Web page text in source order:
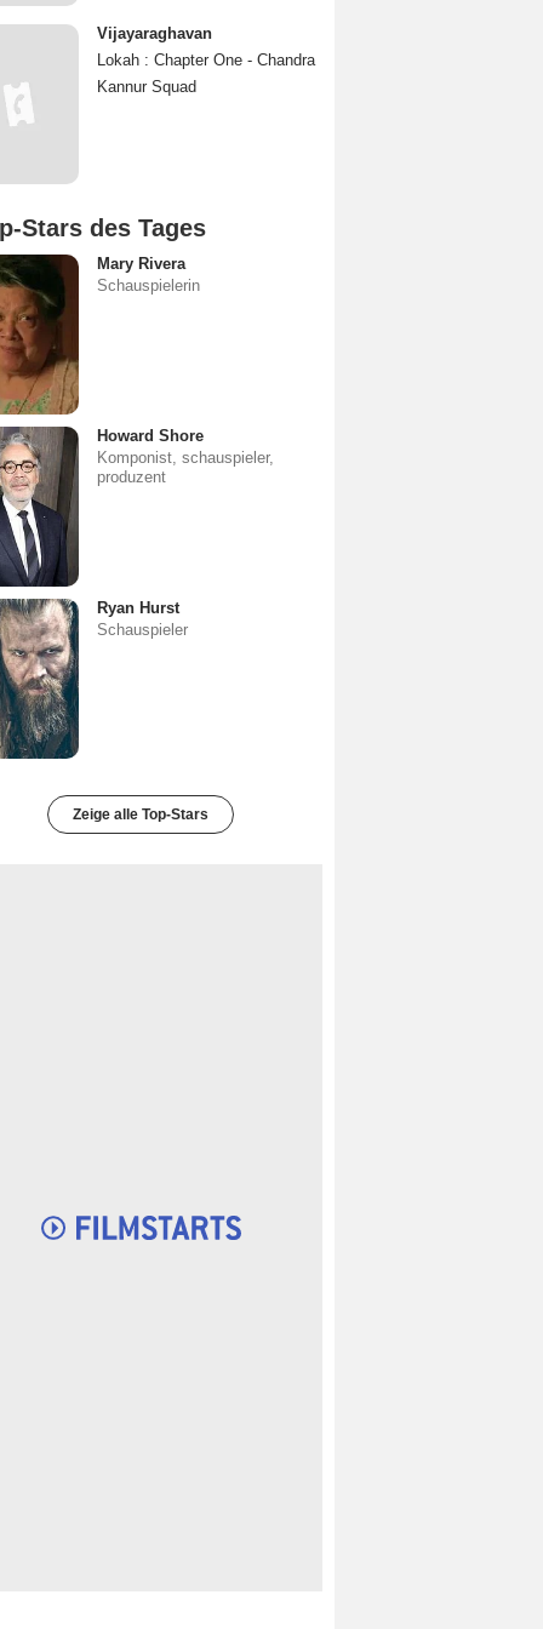
Vijayaraghavan
Lokah : Chapter One - Chandra
Kannur Squad
Stars des Tages
Mary Rivera
Schauspielerin
Howard Shore
Komponist, schauspieler,
produzent
Ryan Hurst
Schauspieler
Zeige alle Top-Stars